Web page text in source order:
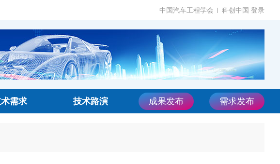
中国汽车工程学会 科创中国 登录
需求 技术路演 成果发布 需求发布